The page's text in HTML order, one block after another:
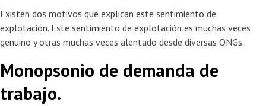
Existen dos motivos que explican este sentimiento de
explotación. Este sentimiento de explotación es muchas veces
genuino y otras muchas veces alentado desde diversas ONGs.
Monopsonio de demanda de
trabajo.